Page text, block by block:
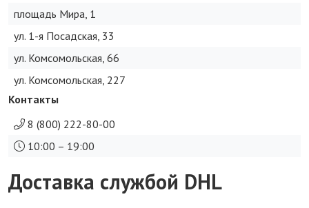
площадь Мира, 1
ул. 1-я Посадская, 33
ул. Комсомольская, 66
ул. Комсомольская, 227
Контакты
8 (800) 222-80-00
10:00 – 19:00
Доставка службой DHL